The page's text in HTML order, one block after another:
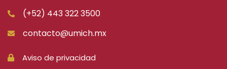
(+52) 443 322 3500
contacto@umich.mx
Aviso de privacidad